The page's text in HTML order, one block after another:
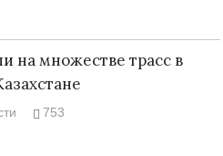
на множестве трасс в
753